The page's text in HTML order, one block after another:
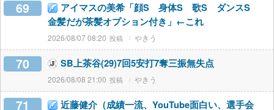
69
アイマスの美希「顔S 身体S 歌S ダンスS
金髪だが茶髪オプション付き」←これ
2026/08/07 08:20 やきう
70 SB上茶谷(29)7回5安打7奪三振無失点
2026/08/08 21:00 やきう
71 近藤健介（成績一流、YouTube面白い、選手会